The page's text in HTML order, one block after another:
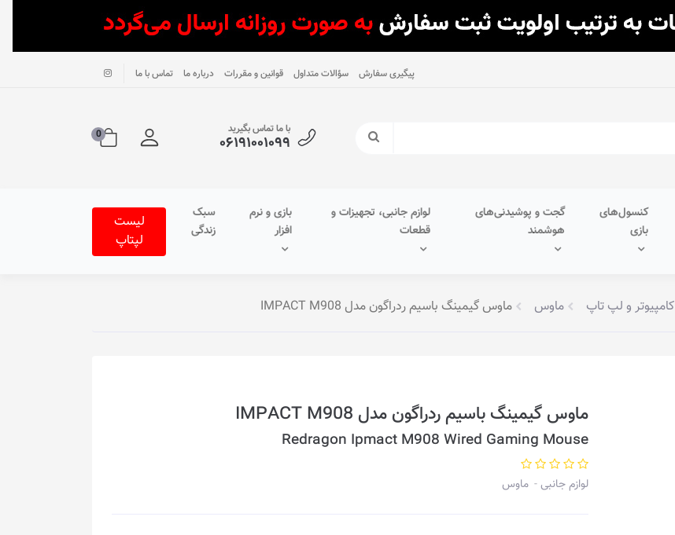
پیگیری سفارش سؤالات متداول قوانین و مقررات درباره ما تماس با ما
با ما تماس بگیرید
۰۶۱۹۱۰۰۱۰۹۹ 0
کنسول‌های
بازی
گجت و پوشیدنی‌های
هوشمند
لوازم جانبی، تجهیزات و
قطعات
بازی و نرم
افزار
سبک
زندگی
لیست
لپتاپ
کامپیوتر و لپ تاپ ماوس ماوس گیمینگ با‌سیم ردراگون مدل IMPACT M908
ماوس گیمینگ با‌سیم ردراگون مدل IMPACT M908
Redragon Ipmact M908 Wired Gaming Mouse
لوازم جانبی ماوس